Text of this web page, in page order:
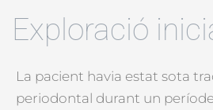
Exploració
La pacient havia estat sota
periodontal durant un